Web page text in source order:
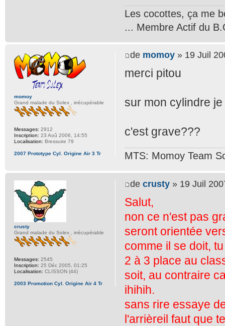
Les cocottes, ça me
... Membre Actif du
de momoy » 19 Juil
merci pitou
sur mon cylindre
c'est grave???
MTS: Momoy Team
momoy
Grand malade du Solex , irrécupérable
Messages: 2912
Inscription: 23 Aoû 2006, 14:55
Localisation: Bressuire 79
2007 Prototype Cyl. Origine Air 3 Tr
de crusty » 19 Juil
Salut,
non ce n'est pas
seront orientée
comme il se doit,
2 à 3 place au
soit, au contraire
ihihih.
sans rire essaye
l'arrièreil faut que
crusty
Grand malade du Solex , irrécupérable
Messages: 2545
Inscription: 25 Déc 2005, 01:25
Localisation: CLISSON (44)
2003 Promotion Cyl. Origine Air 4 Tr